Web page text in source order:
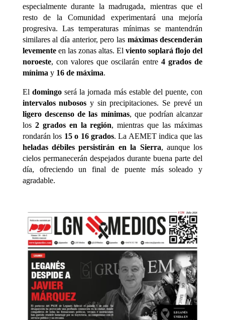
especialmente durante la madrugada, mientras que el
resto de la Comunidad experimentará una mejoría
progresiva. Las temperaturas mínimas se mantendrán
similares al día anterior, pero las máximas descenderán
levementeen las zonas altas. Elviento soplará flojo del
noroeste, con valores que oscilarán entre 4 grados de
mínima y 16 de máxima.
El domingoserá la jornada más estable del puente, con
intervalos nubosos y sin precipitaciones. Se prevé un
ligero descenso de las mínimas, que podrían alcanzar
los 2 grados en la región, mientras que las máximas
rondarán los 15 o 16 grados. La AEMET indica que las
heladas débiles persistirán en la Sierra, aunque los
cielos permanecerán despejados durante buena parte del
día, ofreciendo un final de puente más soleado y
agradable.